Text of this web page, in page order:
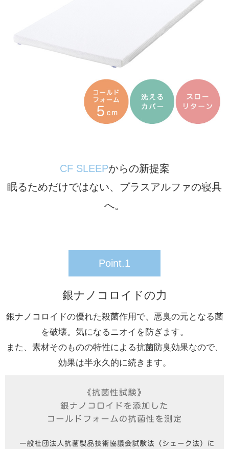
CF SLEEPからの新提案
眠るためだけではない、プラスアルファの寝具
へ。
Point.1
銀ナノコロイドの力
銀ナノコロイドの優れた殺菌作用で、悪臭の元となる菌
を破壊。気になるニオイを防ぎます。
また、素材そのものの特性による抗菌防臭効果なので、
効果は半永久的に続きます。